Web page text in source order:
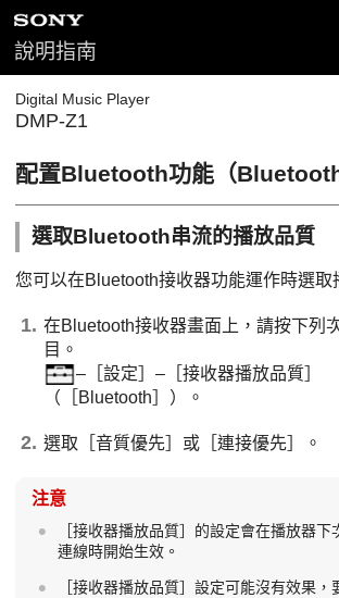
說明指南
Digital Music Player
DMP-Z1
配置Bluetooth功能（Bluetooth
選取Bluetooth串流的播放品質
您可以在Bluetooth接收器功能運作時選取
在Bluetooth接收器畫面上，請按下列
目。
–［設定］–［接收器播放品質］
（［Bluetooth］）。
選取［音質優先］或［連接優先］。
注意
［接收器播放品質］的設定會在播放器下
連線時開始生效。
［接收器播放品質］設定可能沒有效果